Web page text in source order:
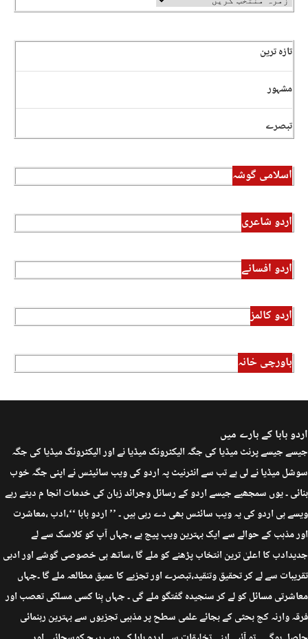
تازہ ترین
مشہور
تبصرے
اسلامی گوشہ
اردو شاعری
اردو افسانے
اردو کالمز
باورچی خانہ
اردو بابا کے بارے میں
جیسے جیسے پرنٹ میڈیا کی جگہ الیکٹرونک میڈیا نے اور الیکٹرونگ میڈیا کی جگہ
سوشل میڈیا نے لی ہے تب سے انٹرنیٹ پہ اردو کی ویب سائیٹس نے اپنی جگہ خوب
بنائی ۔ یوں سمجھیے جیسے اردو کے رسائل وجرائد زبان کی خدمات انجا م دیتے رہے
ویسے ہی اردو کی یہ ویب سائٹس بھی دے رہی ہیں ۔ ’’ اردو بابا ‘‘،ادب ،معاشرت
اور مذہب کے حوالے سے ایک بہترین ویب پیج ہے ،جہاں آپ کو کلاسک سے لے
جدیدادب کا اعلیٰ ترین انتخاب پڑھنے کو ملے گا ،ساتھ ہی خصوصی گوشے اور ادبی
تقریبات سے لے کر تحقیق وتنقید،تبصرے اور تجزیے کا عمیق مطالعہ ملے گا ۔جہاں
معاشرتی مسائل کو لے کر سنجیدہ گفتگو ملے گی ۔ جہاں بِنا کسی مسلکی تعصب اور
فرقہ وارنہ کج بحثی کے بجائے علمی سطح پر مذہبی تجزیوں سے بہترین رہنمائی